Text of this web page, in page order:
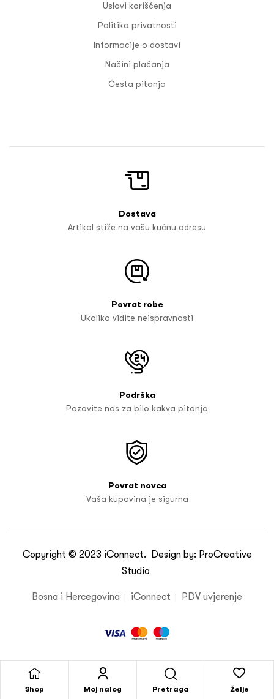
Shop Moj nalog Pretraga Želje
Uslovi korišćenja
Politika privatnosti
Informacije o dostavi
Načini plaćanja
Česta pitanja
Dostava
Artikal stiže na vašu kućnu adresu
Povrat robe
Ukoliko vidite neispravnosti
Podrška
Pozovite nas za bilo kakva pitanja
Povrat novca
Vaša kupovina je sigurna
Copyright © 2023 iConnect. Design by: ProCreative
Studio
Bosna i Hercegovina iConnect PDV uvjerenje